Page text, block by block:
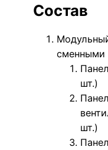
Состав
сменными
шт.)
шт.)